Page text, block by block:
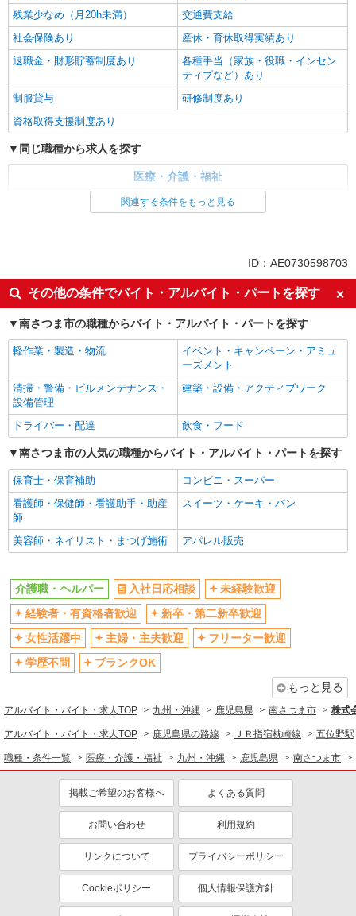
残業少なめ（月20h未満）
交通費支給
社会保険あり
産休・育休取得実績あり
退職金・財形貯蓄制度あり
各種手当（家族・役職・インセン
ティブなど）あり
制服貸与
研修制度あり
資格取得支援制度あり
同じ職種から求人を探す
医療・介護・福祉
ボーナス・賞与あり
車通勤OK
交通費支給
社会保険あり
産休・育休取得実績あり
関連する条件をもっと見る
ID：AE0730598703
その他の条件でバイト・アルバイト・パートを探す
南さつま市の職種からバイト・アルバイト・パートを探す
軽作業・製造・物流
イベント・キャンペーン・アミュ
ーズメント
清掃・警備・ビルメンテナンス・
設備管理
建築・設備・アクティブワーク
ドライバー・配達 飲食・フード
南さつま市の人気の職種からバイト・アルバイト・パートを探す
保育士・保育補助
コンビニ・スーパー
看護師・保健師・看護助手・助産
師
スイーツ・ケーキ・パン
美容師・ネイリスト・まつげ施術 アパレル販売
介護職・ヘルパー 入社日応相談
未経験歓迎
経験者・有資格者歓迎
新卒・第二新卒歓迎
女性活躍中
主婦・主夫歓迎
フリーター歓迎
学歴不問
ブランクOK
もっと見る
アルバイト・バイト・求人TOP 九州・沖縄 鹿児島県 南さつま市 株式
アルバイト・バイト・求人TOP 鹿児島県の路線 ＪＲ指宿枕崎線 五位野駅
職種・条件一覧 医療・介護・福祉 九州・沖縄 鹿児島県 南さつま市
掲載ご希望のお客様へ よくある質問
お問い合わせ 利用規約
リンクについて プライバシーポリシー
Cookieポリシー 個人情報保護方針